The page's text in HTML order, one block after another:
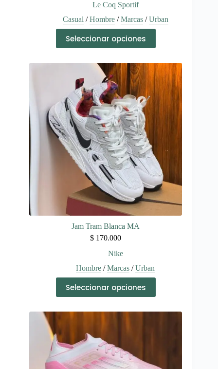
Le Coq Sportif
Casual /Hombre/Marcas/Urban
Seleccionar opciones
producto
tiene
variantes.
Las
opciones
se
pueden
elegir
en
la
página
de
producto
Jam Tram Blanca MA
$ 170.000
Nike
Hombre /Marcas /Urban
Seleccionar opciones
producto
tiene
se
pueden
elegir